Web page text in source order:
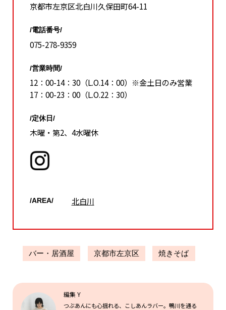
京都市左京区北白川久保田町64-11
/電話番号/
075-278-9359
/営業時間/
12：00-14：30（L.O.14：00）※金土日のみ営業
17：00-23：00（L.O.22：30）
/定休日/
木曜・第2、4水曜休
/AREA/ 北白川
バー・居酒屋 京都市左京区 焼きそば
編集 Y
つぶあんにも心揺れる、こしあんラバー。鴨川を通る